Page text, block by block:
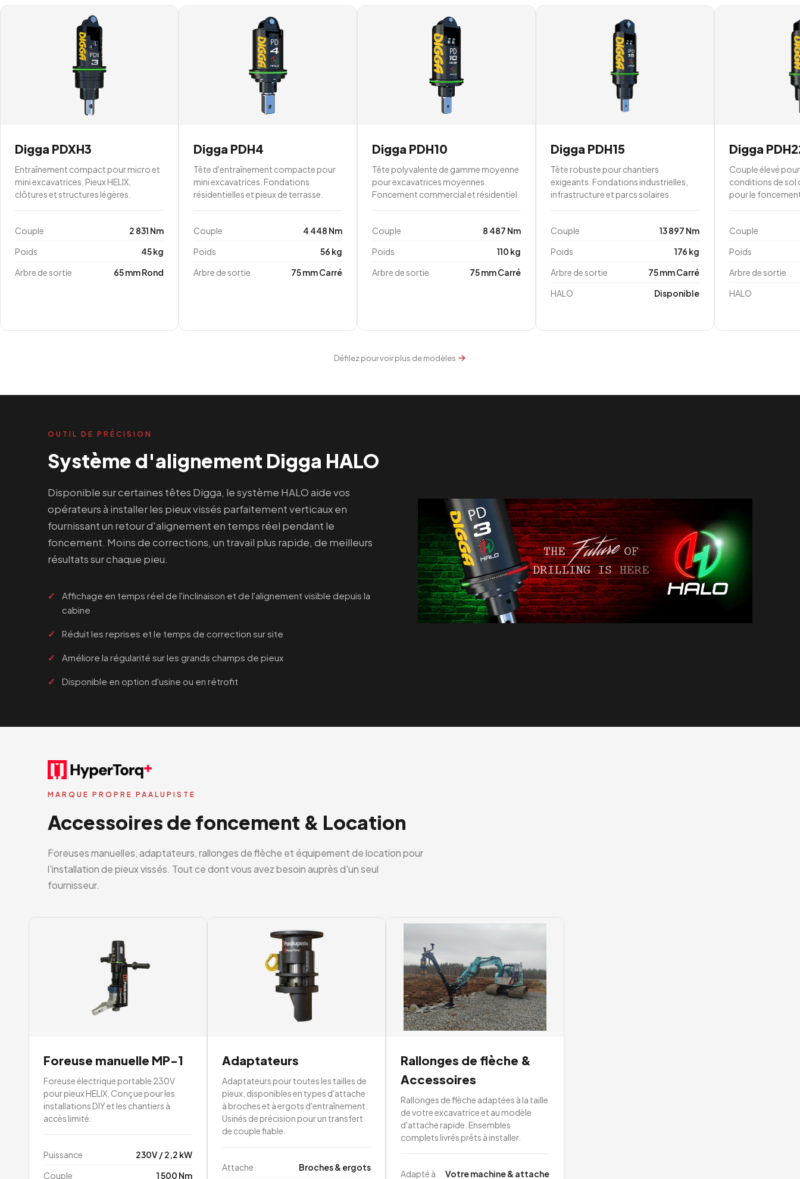
Digga PDXH3
Entraînement compact pour micro et
mini excavatrices. Pieux HELIX,
clôtures et structures légères.
Couple
2 831 Nm
Poids
45 kg
Arbre de sortie
65 mm Rond
Digga PDH4
Tête d'entraînement compacte pour
mini excavatrices. Fondations
résidentielles et pieux de terrasse.
Couple
4 448 Nm
Poids
56 kg
Arbre de sortie
75 mm Carré
Digga PDH10
Tête polyvalente de gamme moyenne
pour excavatrices moyennes.
Foncement commercial et résidentiel.
Couple
8 487 Nm
Poids
110 kg
Arbre de sortie
75 mm Carré
Digga PDH15
Tête robuste pour chantiers
exigeants. Fondations industrielles,
infrastructure et parcs solaires.
Couple
13 897 Nm
Poids
176 kg
Arbre de sortie
75 mm Carré
HALO
Disponible
Digga
Couple élevé
conditions de sol
pour le
Couple
Poids
Arbre de sortie
HALO
Défilez pour voir plus de modèles
OUTIL DE PRÉCISION
Système d'alignement Digga HALO
Disponible sur certaines têtes Digga, le système HALO aide vos
opérateurs à installer les pieux vissés parfaitement verticaux en
fournissant un retour d'alignement en temps réel pendant le
foncement. Moins de corrections, un travail plus rapide, de meilleurs
résultats sur chaque pieu.
Affichage en temps réel de l'inclinaison et de l'alignement visible depuis la
cabine
Réduit les reprises et le temps de correction sur site
Améliore la régularité sur les grands champs de pieux
Disponible en option d'usine ou en rétrofit
MARQUE PROPRE PAALUPISTE
Accessoires de foncement & Location
Foreuses manuelles, adaptateurs, rallonges de flèche et équipement de location pour
l'installation de pieux vissés. Tout ce dont vous avez besoin auprès d'un seul
fournisseur.
Foreuse manuelle MP-1
Foreuse électrique portable 230V
pour pieux HELIX. Conçue pour les
installations DIY et les chantiers à
accès limité.
Puissance
230V / 2,2 kW
Couple
1 500 Nm
Adaptateurs
Adaptateurs pour toutes les tailles de
pieux, disponibles en types d'attache
à broches et à ergots d'entraînement.
Usinés de précision pour un transfert
de couple fiable.
Attache Broches & ergots
Rallonges de flèche &
Accessoires
Rallonges de flèche adaptées à la taille
de votre excavatrice et au modèle
d'attache rapide. Ensembles
complets livrés prêts à installer.
Adapté à Votre machine & attache